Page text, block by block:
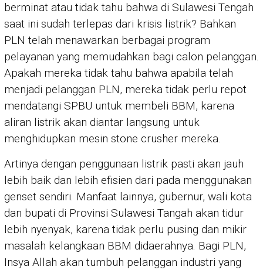
berminat atau tidak tahu bahwa di Sulawesi Tengah
saat ini sudah terlepas dari krisis listrik? Bahkan
PLN telah menawarkan berbagai program
pelayanan yang memudahkan bagi calon pelanggan.
Apakah mereka tidak tahu bahwa apabila telah
menjadi pelanggan PLN, mereka tidak perlu repot
mendatangi SPBU untuk membeli BBM, karena
aliran listrik akan diantar langsung untuk
menghidupkan mesin stone crusher mereka.
Artinya dengan penggunaan listrik pasti akan jauh
lebih baik dan lebih efisien dari pada menggunakan
genset sendiri. Manfaat lainnya, gubernur, wali kota
dan bupati di Provinsi Sulawesi Tangah akan tidur
lebih nyenyak, karena tidak perlu pusing dan mikir
masalah kelangkaan BBM didaerahnya. Bagi PLN,
Insya Allah akan tumbuh pelanggan industri yang